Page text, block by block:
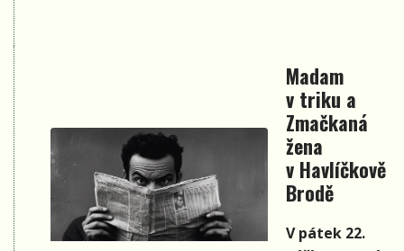
Martin Mrca
Holanjako
host. Koncert
pod názvem
Rumburské
zhasínání
uskuteční
úterý 26. září
Madam
v triku a
Zmačkaná
žena
v Havlíčkově
Brodě
V pátek 22.